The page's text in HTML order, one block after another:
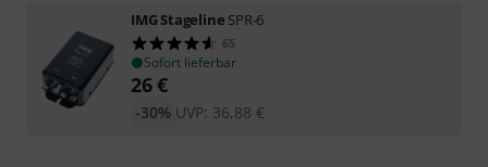
IMG Stageline SPR-6
65
Sofort lieferbar
26€
UVP: 36,88 €
-30%